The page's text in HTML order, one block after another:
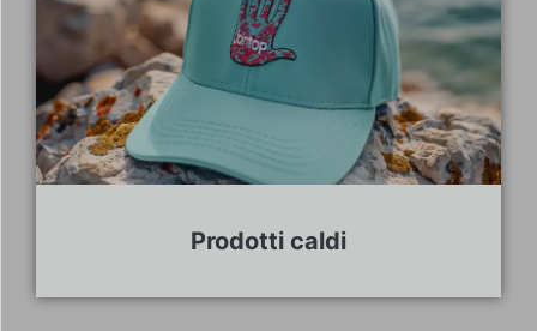
Prodotti caldi